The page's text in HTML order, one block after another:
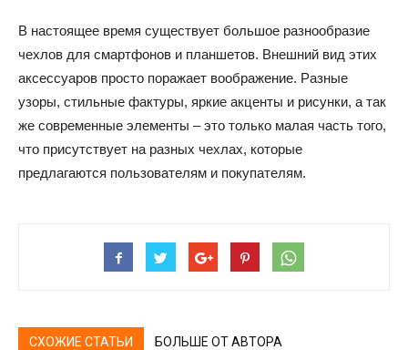
В настоящее время существует большое разнообразие
чехлов для смартфонов и планшетов. Внешний вид этих
аксессуаров просто поражает воображение. Разные
узоры, стильные фактуры, яркие акценты и рисунки, а так
же современные элементы – это только малая часть того,
что присутствует на разных чехлах, которые
предлагаются пользователям и покупателям.
СХОЖИЕ СТАТЬИ БОЛЬШЕ ОТ АВТОРА